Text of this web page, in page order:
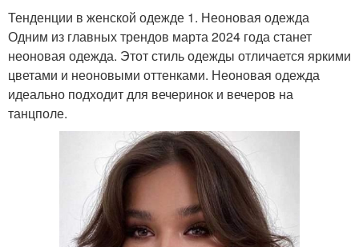
Тенденции в женской одежде 1. Неоновая одежда
Одним из главных трендов марта 2024 года станет
неоновая одежда. Этот стиль одежды отличается яркими
цветами и неоновыми оттенками. Неоновая одежда
идеально подходит для вечеринок и вечеров на
танцполе.